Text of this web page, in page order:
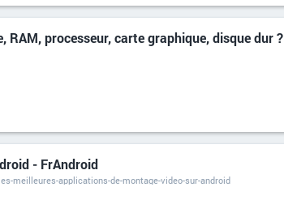
processeur, carte graphique, disque dur ?
- FrAndroid
meilleures-applications-de-montage-video-sur-android